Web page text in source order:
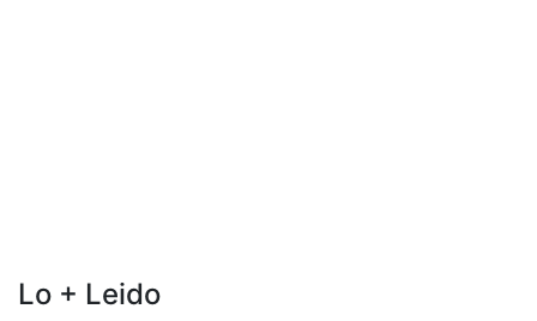
Lo + Leido